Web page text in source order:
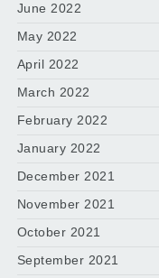
June 2022
May 2022
April 2022
March 2022
February 2022
January 2022
December 2021
November 2021
October 2021
September 2021